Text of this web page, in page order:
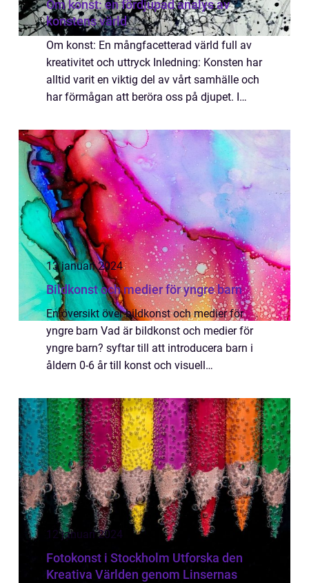
Om konst: en fördjupad analys av
konstens värld
Om konst: En mångfacetterad värld full av
kreativitet och uttryck Inledning: Konsten har
alltid varit en viktig del av vårt samhälle och
har förmågan att beröra oss på djupet. I
fascinerande världen av konst o...
13 januari 2024
Bildkonst och medier för yngre barn
En översikt över bildkonst och medier för
yngre barn Vad är bildkonst och medier för
yngre barn? syftar till att introducera barn i
åldern 0-6 år till konst och visuell
efter deras utvecklingsnivå och behov. ...
12 januari 2024
Fotokonst i Stockholm Utforska den
Kreativa Världen genom Linsernas